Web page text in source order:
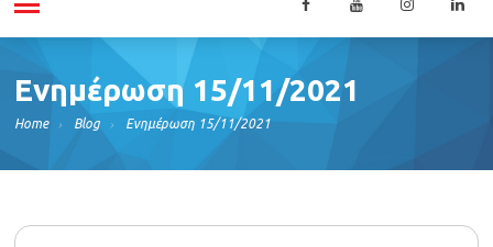
Ενημέρωση 15/11/2021
Home Blog Ενημέρωση 15/11/2021